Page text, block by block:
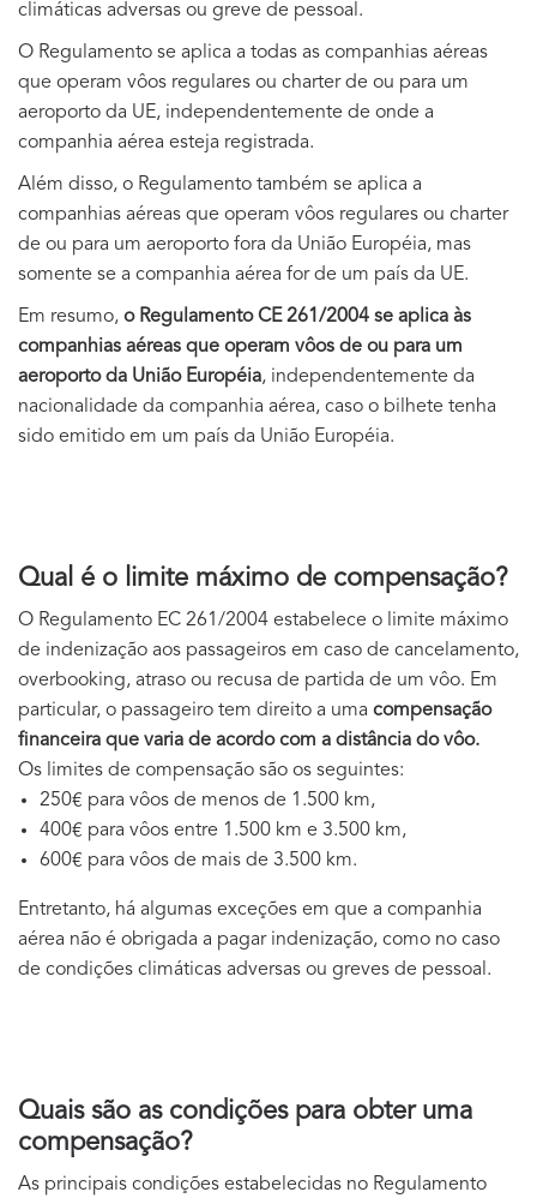
climáticas adversas ou greve de pessoal.
O Regulamento se aplica a todas as companhias aéreas
que operam vôos regulares ou charter de ou para um
aeroporto da UE, independentemente de onde a
companhia aérea esteja registrada.
Além disso, o Regulamento também se aplica a
companhias aéreas que operam vôos regulares ou charter
de ou para um aeroporto fora da União Européia, mas
somente se a companhia aérea for de um país da UE.
Em resumo, o Regulamento CE 261/2004 se aplica às
companhias aéreas que operam vôos de ou para um
aeroporto da União Européia, independentemente da
nacionalidade da companhia aérea, caso o bilhete tenha
sido emitido em um país da União Européia.
Qual é o limite máximo de compensação?
O Regulamento EC 261/2004 estabelece o limite máximo
de indenização aos passageiros em caso de cancelamento,
overbooking, atraso ou recusa de partida de um vôo. Em
particular, o passageiro tem direito a uma compensação
financeira que varia de acordo com a distância do vôo.
Os limites de compensação são os seguintes:
250€ para vôos de menos de 1.500 km,
400€ para vôos entre 1.500 km e 3.500 km,
600€ para vôos de mais de 3.500 km.
Entretanto, há algumas exceções em que a companhia
aérea não é obrigada a pagar indenização, como no caso
de condições climáticas adversas ou greves de pessoal.
Quais são as condições para obter uma
compensação?
As principais condições estabelecidas no Regulamento